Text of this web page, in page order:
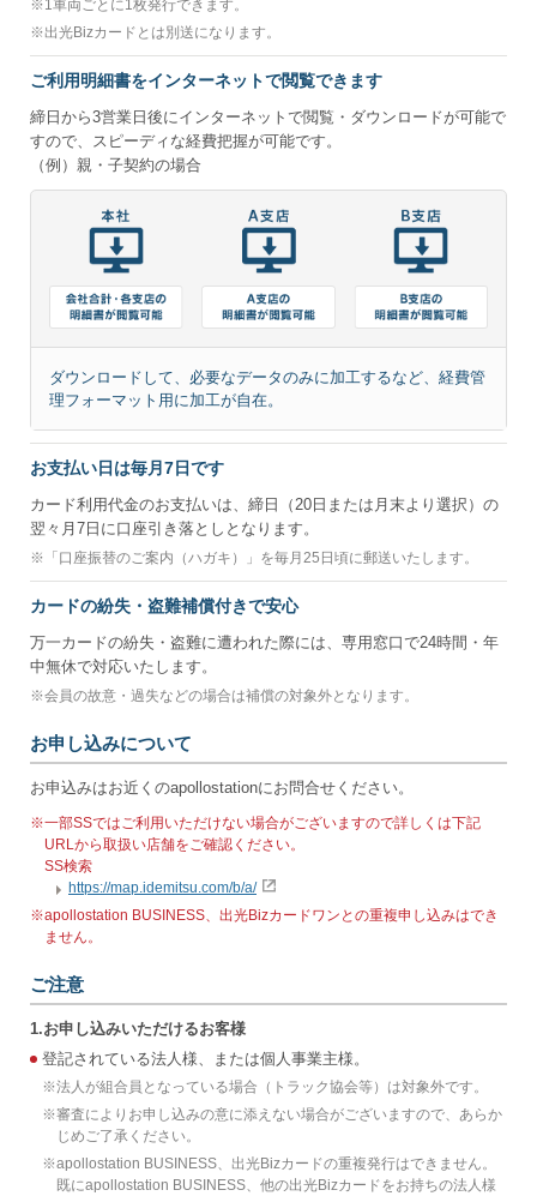
※1車両ごとに1枚発行できます。
※出光Bizカードとは別送になります。
ご利用明細書をインターネットで閲覧できます
締日から3営業日後にインターネットで閲覧・ダウンロードが可能で
すので、スピーディな経費把握が可能です。
（例）親・子契約の場合
ダウンロードして、必要なデータのみに加工するなど、経費管
理フォーマット用に加工が自在。
お支払い日は毎月7日です
カード利用代金のお支払いは、締日（20日または月末より選択）の
翌々月7日に口座引き落としとなります。
※ 「口座振替のご案内（ハガキ）」を毎月25日頃に郵送いたします。
カードの紛失・盗難補償付きで安心
万一カードの紛失・盗難に遭われた際には、専用窓口で24時間・年
中無休で対応いたします。
※会員の故意・過失などの場合は補償の対象外となります。
お申し込みについて
お申込みはお近くのapollostationにお問合せください。
※一部SSではご利用いただけない場合がございますので詳しくは下記
URLから取扱い店舗をご確認ください。
SS検索
https://map.idemitsu.com/b/a/
※apollostation BUSINESS、出光Bizカードワンとの重複申し込みはでき
ません。
ご注意
1.お申し込みいただけるお客様
登記されている法人様、または個人事業主様。
※法人が組合員となっている場合（トラック協会等）は対象外です。
※審査によりお申し込みの意に添えない場合がございますので、あらか
じめご了承ください。
※apollostation BUSINESS、出光Bizカードの重複発行はできません。
既にapollostation BUSINESS、他の出光Bizカードをお持ちの法人様